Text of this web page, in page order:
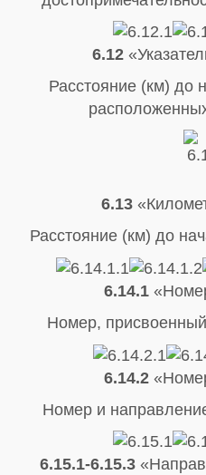
6.12
Расстояние (км) до
6.13
Расстояние (км) до
6.14.1
Номер,
6.14.2
Номер и
6.15.1-6.15.3